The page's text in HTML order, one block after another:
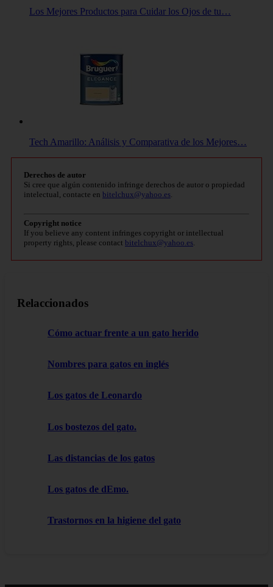
Los Mejores Productos para Cuidar los Ojos de tu…
Tech Amarillo: Análisis y Comparativa de los Mejores…
Derechos de autor
Si cree que algún contenido infringe derechos de autor o propiedad
intelectual, contacte en bitelchux@yahoo.es.
Copyright notice
If you believe any content infringes copyright or intellectual
property rights, please contact bitelchux@yahoo.es.
Relaccionados
Cómo actuar frente a un gato herido
Nombres para gatos en inglés
Los gatos de Leonardo
Los bostezos del gato.
Las distancias de los gatos
Los gatos de dEmo.
Trastornos en la higiene del gato